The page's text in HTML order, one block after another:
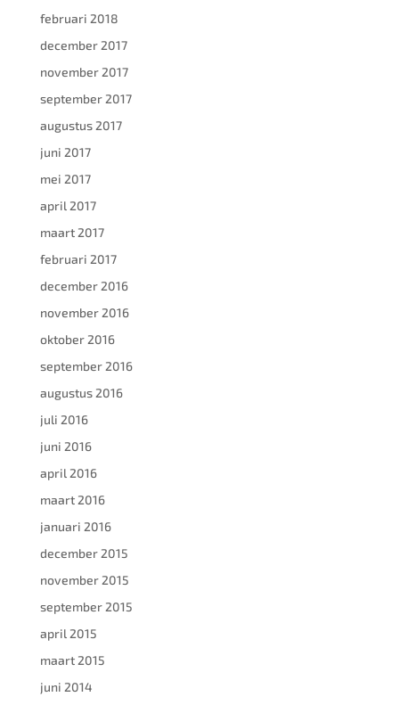
februari 2018
december 2017
november 2017
september 2017
augustus 2017
juni 2017
mei 2017
april 2017
maart 2017
februari 2017
december 2016
november 2016
oktober 2016
september 2016
augustus 2016
juli 2016
juni 2016
april 2016
maart 2016
januari 2016
december 2015
november 2015
september 2015
april 2015
maart 2015
juni 2014